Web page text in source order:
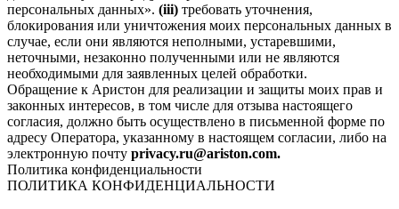
персональных данных». (iii) требовать уточнения,
блокирования или уничтожения моих персональных данных в
случае, если они являются неполными, устаревшими,
неточными, незаконно полученными или не являются
необходимыми для заявленных целей обработки.
Обращение к Аристон для реализации и защиты моих прав и
законных интересов, в том числе для отзыва настоящего
согласия, должно быть осуществлено в письменной форме по
адресу Оператора, указанному в настоящем согласии, либо на
электронную почту privacy.ru@ariston.com.
Политика конфиденциальности
ПОЛИТИКА КОНФИДЕНЦИАЛЬНОСТИ